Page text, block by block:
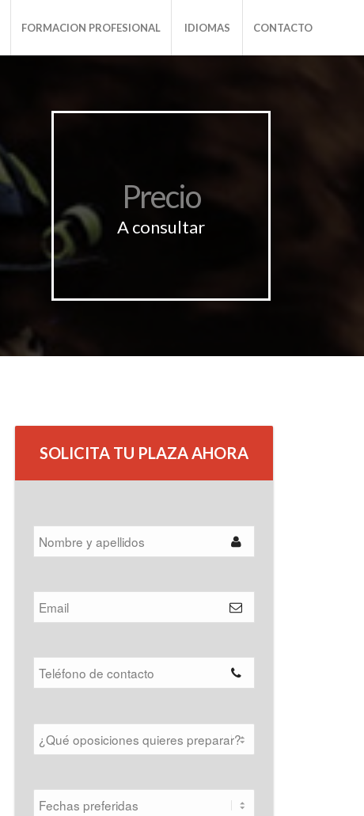
FORMACION PROFESIONAL IDIOMAS CONTACTO
Precio
A consultar
SOLICITA TU PLAZA AHORA